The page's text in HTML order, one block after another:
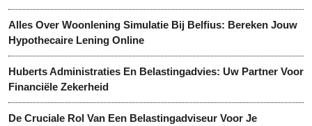
Alles Over Woonlening Simulatie Bij Belfius: Bereken Jouw
Hypothecaire Lening Online
Huberts Administraties En Belastingadvies: Uw Partner Voor
Financiële Zekerheid
De Cruciale Rol Van Een Belastingadviseur Voor Je